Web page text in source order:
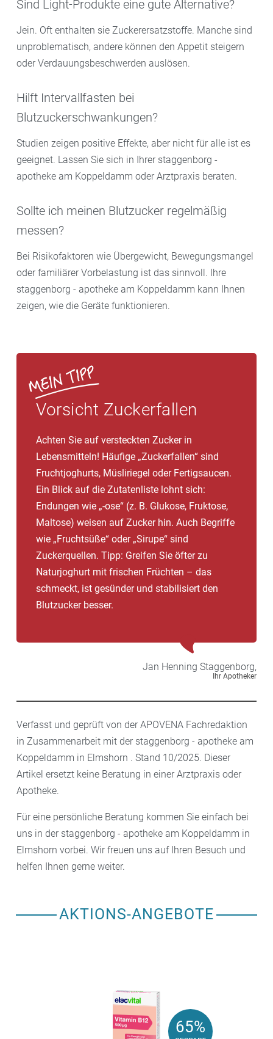
Sind Light-Produkte eine gute Alternative?
Jein. Oft enthalten sie Zuckerersatzstoffe. Manche sind
unproblematisch, andere können den Appetit steigern
oder Verdauungsbeschwerden auslösen.
Hilft Intervallfasten bei
Blutzuckerschwankungen?
Studien zeigen positive Effekte, aber nicht für alle ist es
geeignet. Lassen Sie sich in Ihrer staggenborg -
apotheke am Koppeldamm oder Arztpraxis beraten.
Sollte ich meinen Blutzucker regelmäßig
messen?
Bei Risikofaktoren wie Übergewicht, Bewegungsmangel
oder familiärer Vorbelastung ist das sinnvoll. Ihre
staggenborg - apotheke am Koppeldamm kann Ihnen
zeigen, wie die Geräte funktionieren.
Vorsicht Zuckerfallen
Achten Sie auf versteckten Zucker in
Lebensmitteln! Häufige „Zuckerfallen“ sind
Fruchtjoghurts, Müsliriegel oder Fertigsaucen.
Ein Blick auf die Zutatenliste lohnt sich:
Endungen wie „-ose“ (z. B. Glukose, Fruktose,
Maltose) weisen auf Zucker hin. Auch Begriffe
wie „Fruchtsüße“ oder „Sirupe“ sind
Zuckerquellen. Tipp: Greifen Sie öfter zu
Naturjoghurt mit frischen Früchten – das
schmeckt, ist gesünder und stabilisiert den
Blutzucker besser.
Jan Henning Staggenborg,
Ihr Apotheker
Verfasst und geprüft von der APOVENA Fachredaktion
in Zusammenarbeit mit der staggenborg - apotheke am
Koppeldamm in Elmshorn . Stand 10/2025. Dieser
Artikel ersetzt keine Beratung in einer Arztpraxis oder
Apotheke.
Für eine persönliche Beratung kommen Sie einfach bei
uns in der staggenborg - apotheke am Koppeldamm in
Elmshorn vorbei. Wir freuen uns auf Ihren Besuch und
helfen Ihnen gerne weiter.
AKTIONS-ANGEBOTE
65%
65%
GESPART